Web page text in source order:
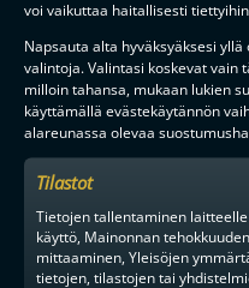
voi vaikuttaa haitallisesti
Napsauta alta hyväksyäksesi
valintoja. Valintasi koskevat vain
milloin tahansa, mukaan lukien
käyttämällä evästekäytännön
alareunassa olevaa
Tilastot
Tietojen tallentaminen
käyttö, Mainonnan
mittaaminen, Yleisöjen
tietojen, tilastojen tai
F-